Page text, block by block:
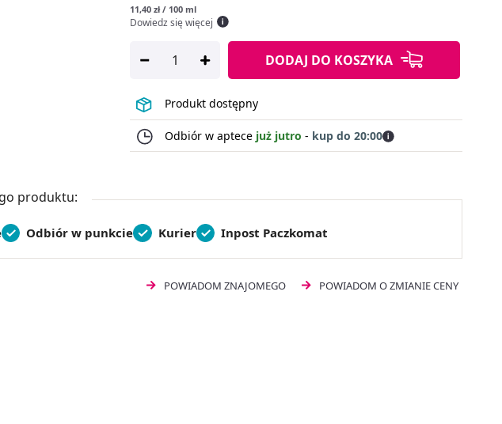
11,40 zł / 100 ml
Dowiedz się więcej
DODAJ DO KOSZYKA
Produkt dostępny
Odbiór w aptece już jutro - kup do 20:00
produktu:
Odbiór w punkcie Kurier Inpost Paczkomat
POWIADOM ZNAJOMEGO POWIADOM O ZMIANIE CENY